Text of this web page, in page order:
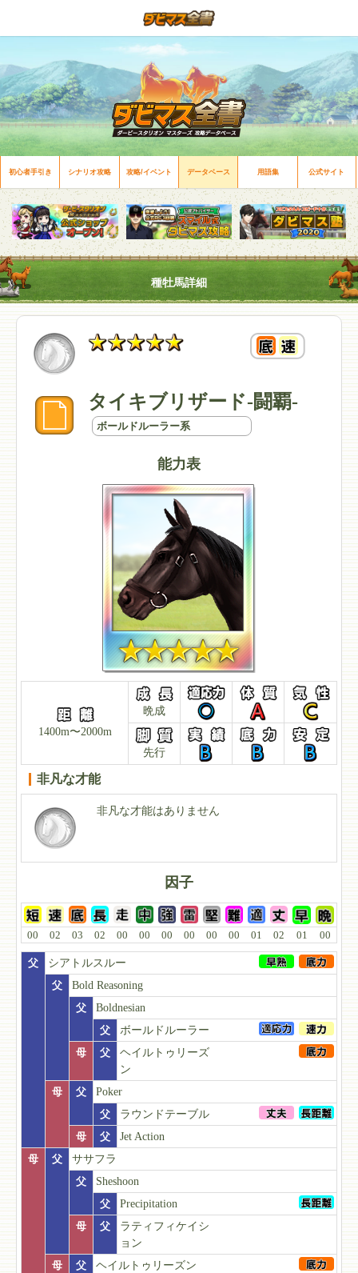
初心者手引き シナリオ攻略 攻略/イベント データベース 用語集 公式サイト
種牡馬詳細
タイキブリザード-闘覇-
ボールドルーラー系
能力表
1400m〜2000m
晩成
先行
非凡な才能
非凡な才能はありません
因子
00 02 03 02 00 00 00 00 00 00 01 02 01 00
父
シアトルスルー
父
Bold Reasoning
父
Boldnesian
父
ボールドルーラー
母
父
ヘイルトゥリーズ
ン
母
父
Poker
父
ラウンドテーブル
母
父
Jet Action
母
父
ササフラ
父
Sheshoon
父
Precipitation
母
父
ラティフィケイシ
ョン
母
父
ヘイルトゥリーズン